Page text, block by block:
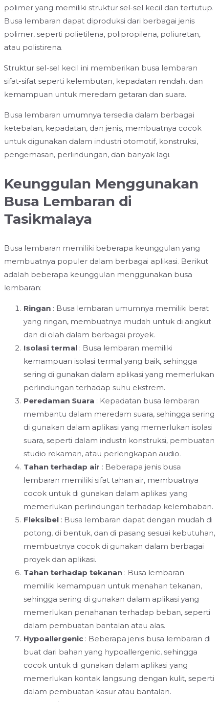
polimer yang memiliki struktur sel-sel kecil dan tertutup.
Busa lembaran dapat diproduksi dari berbagai jenis
polimer, seperti polietilena, polipropilena, poliuretan,
atau polistirena.
Struktur sel-sel kecil ini memberikan busa lembaran
sifat-sifat seperti kelembutan, kepadatan rendah, dan
kemampuan untuk meredam getaran dan suara.
Busa lembaran umumnya tersedia dalam berbagai
ketebalan, kepadatan, dan jenis, membuatnya cocok
untuk digunakan dalam industri otomotif, konstruksi,
pengemasan, perlindungan, dan banyak lagi.
Keunggulan Menggunakan
Busa Lembaran di
Tasikmalaya
Busa lembaran memiliki beberapa keunggulan yang
membuatnya populer dalam berbagai aplikasi. Berikut
adalah beberapa keunggulan menggunakan busa
lembaran:
Ringan : Busa lembaran umumnya memiliki berat
yang ringan, membuatnya mudah untuk di angkut
dan di olah dalam berbagai proyek.
Isolasi termal : Busa lembaran memiliki
kemampuan isolasi termal yang baik, sehingga
sering di gunakan dalam aplikasi yang memerlukan
perlindungan terhadap suhu ekstrem.
Peredaman Suara : Kepadatan busa lembaran
membantu dalam meredam suara, sehingga sering
di gunakan dalam aplikasi yang memerlukan isolasi
suara, seperti dalam industri konstruksi, pembuatan
studio rekaman, atau perlengkapan audio.
Tahan terhadap air : Beberapa jenis busa
lembaran memiliki sifat tahan air, membuatnya
cocok untuk di gunakan dalam aplikasi yang
memerlukan perlindungan terhadap kelembaban.
Fleksibel : Busa lembaran dapat dengan mudah di
potong, di bentuk, dan di pasang sesuai kebutuhan,
membuatnya cocok di gunakan dalam berbagai
proyek dan aplikasi.
Tahan terhadap tekanan : Busa lembaran
memiliki kemampuan untuk menahan tekanan,
sehingga sering di gunakan dalam aplikasi yang
memerlukan penahanan terhadap beban, seperti
dalam pembuatan bantalan atau alas.
Hypoallergenic : Beberapa jenis busa lembaran di
buat dari bahan yang hypoallergenic, sehingga
cocok untuk di gunakan dalam aplikasi yang
memerlukan kontak langsung dengan kulit, seperti
dalam pembuatan kasur atau bantalan.